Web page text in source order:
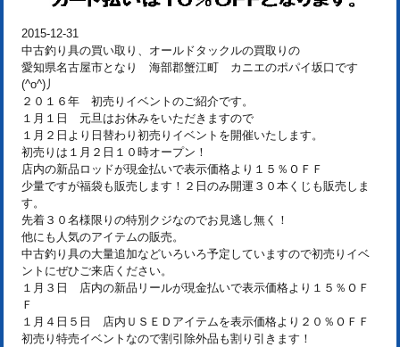
2015-12-31
中古釣り具の買い取り、オールドタックルの買取りの
愛知県名古屋市となり 海部郡蟹江町 カニエのポパイ坂口です
(^o^)丿
２０１６年 初売りイベントのご紹介です。
１月１日 元旦はお休みをいただきますので
１月２日より日替わり初売りイベントを開催いたします。
初売りは１月２日１０時オープン！
店内の新品ロッドが現金払いで表示価格より１５％ＯＦＦ
少量ですが福袋も販売します！２日のみ開運３０本くじも販売しま
す。
先着３０名様限りの特別クジなのでお見逃し無く！
他にも人気のアイテムの販売。
中古釣り具の大量追加などいろいろ予定していますので初売りイベ
ントにぜひご来店ください。
１月３日 店内の新品リールが現金払いで表示価格より１５％ＯＦ
Ｆ
１月４日５日 店内ＵＳＥＤアイテムを表示価格より２０％ＯＦＦ
初売り特売イベントなので割引除外品も割り引きます！